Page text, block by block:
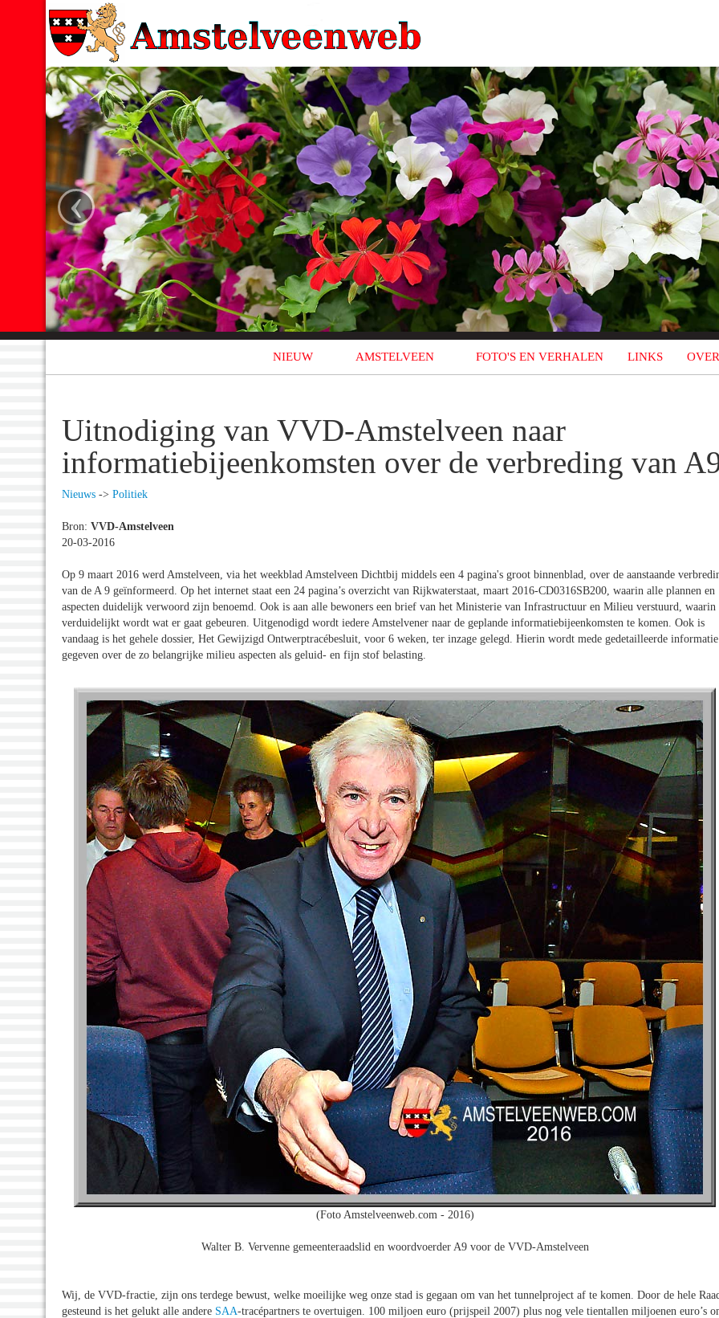
‹
NIEUW AMSTELVEEN FOTO'S EN VERHALEN LINKS
Uitnodiging van VVD-Amstelveen naar
informatiebijeenkomsten over de verbreding van
Nieuws -> Politiek
Bron: VVD-Amstelveen
20-03-2016
Op 9 maart 2016 werd Amstelveen, via het weekblad Amstelveen Dichtbij middels een 4 pagina's groot binnenblad, over de aanstaande
van de A 9 geïnformeerd. Op het internet staat een 24 pagina’s overzicht van Rijkwaterstaat, maart 2016-CD0316SB200, waarin alle plannen en
aspecten duidelijk verwoord zijn benoemd. Ook is aan alle bewoners een brief van het Ministerie van Infrastructuur en Milieu verstuurd, waarin
verduidelijkt wordt wat er gaat gebeuren. Uitgenodigd wordt iedere Amstelvener naar de geplande informatiebijeenkomsten te komen. Ook is
vandaag is het gehele dossier, Het Gewijzigd Ontwerptracébesluit, voor 6 weken, ter inzage gelegd. Hierin wordt mede gedetailleerde informatie
gegeven over de zo belangrijke milieu aspecten als geluid- en fijn stof belasting.
(Foto Amstelveenweb.com - 2016)
Walter B. Vervenne gemeenteraadslid en woordvoerder A9 voor de VVD-Amstelveen
Wij, de VVD-fractie, zijn ons terdege bewust, welke moeilijke weg onze stad is gegaan om van het tunnelproject af te komen. Door de hele
gesteund is het gelukt alle andere SAA-tracépartners te overtuigen. 100 miljoen euro (prijspeil 2007) plus nog vele tientallen miljoenen euro’s